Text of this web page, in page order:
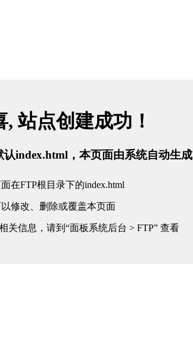
, 站点创建成功！
认index.html，本页面由系统自动生成
在FTP根目录下的index.html
修改、删除或覆盖本页面
关信息，请到“面板系统后台 > FTP” 查看